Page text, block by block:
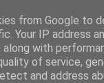
from Google to
Your IP address
along with
of service,
and address